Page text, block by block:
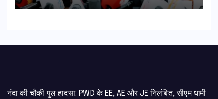
नंदा की चौकी पुल हादसा: PWD के EE, AE और JE निलंबित, सीएम धामी